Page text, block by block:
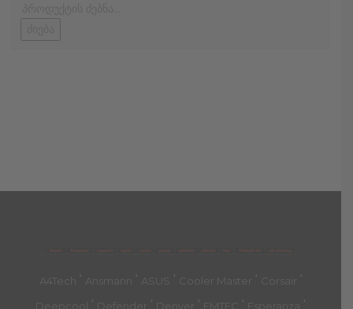
მთავარი კალათა
A4Tech ' Ansmann ' ASUS ' Cooler Master ' Corsair '
Deepcool Defender Denver EMTEC Esperanza